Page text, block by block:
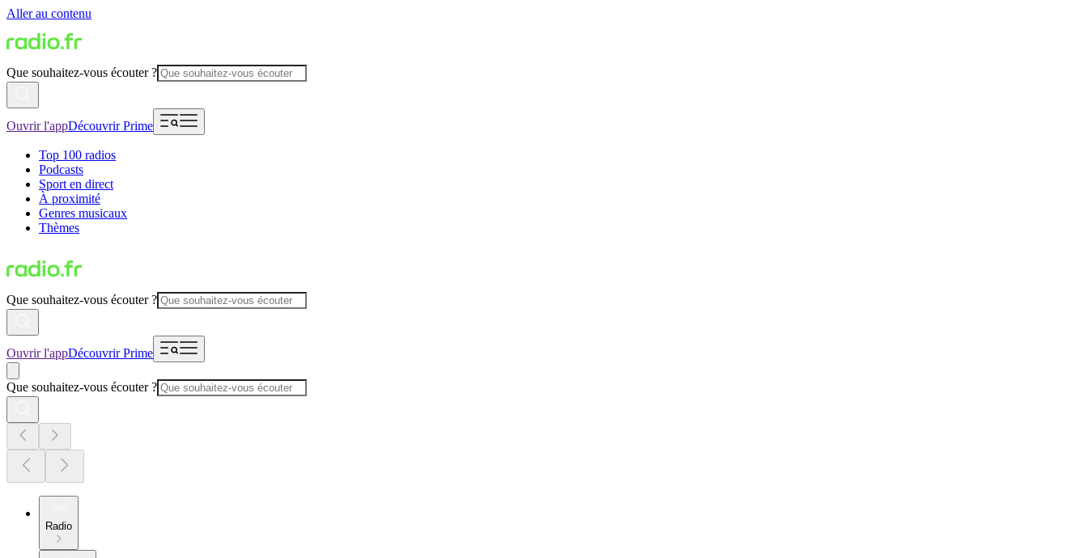
Aller au contenu
Que souhaitez-vous écouter ?
Ouvrir l'appDécouvrir Prime
Top 100 radios
Podcasts
Sport en direct
À proximité
Genres musicaux
Thèmes
Que souhaitez-vous écouter ?
Ouvrir l'appDécouvrir Prime
Que souhaitez-vous écouter ?
Radio